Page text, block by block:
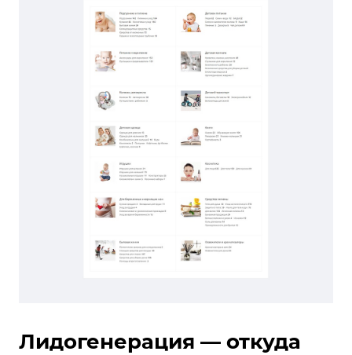
Лидогенерация — откуда